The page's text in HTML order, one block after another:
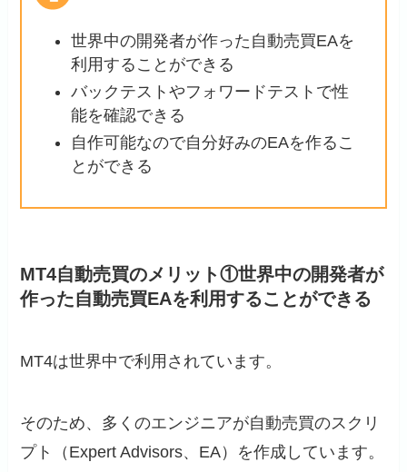
世界中の開発者が作った自動売買EAを
利用することができる
バックテストやフォワードテストで性
能を確認できる
自作可能なので自分好みのEAを作るこ
とができる
MT4自動売買のメリット①世界中の開発者が
作った自動売買EAを利用することができる
MT4は世界中で利用されています。
そのため、多くのエンジニアが自動売買のスクリ
プト（Expert Advisors、EA）を作成しています。